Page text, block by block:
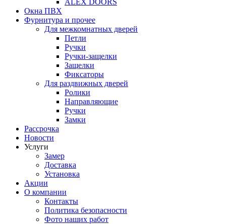
ALEX DOORS
Окна ПВХ
Фурнитура и прочее
Для межкомнатных дверей
Петли
Ручки
Ручки-защелки
Защелки
Фиксаторы
Для раздвижных дверей
Ролики
Направляющие
Ручки
Замки
Рассрочка
Новости
Услуги
Замер
Доставка
Установка
Акции
О компании
Контакты
Политика безопасности
Фото наших работ